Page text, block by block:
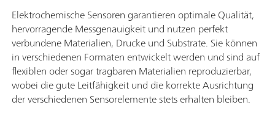
Elektrochemische Sensoren garantieren optimale Qualität,
hervorragende Messgenauigkeit und nutzen perfekt
verbundene Materialien, Drucke und Substrate. Sie können
in verschiedenen Formaten entwickelt werden und sind auf
flexiblen oder sogar tragbaren Materialien reproduzierbar,
wobei die gute Leitfähigkeit und die korrekte Ausrichtung
der verschiedenen Sensorelemente stets erhalten bleiben.